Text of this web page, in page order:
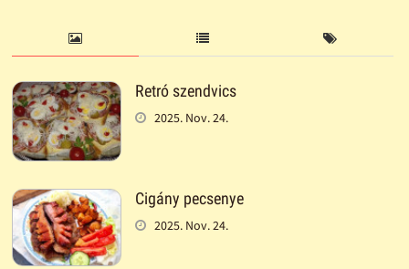
Retró szendvics
2025. Nov. 24.
Cigány pecsenye
2025. Nov. 24.